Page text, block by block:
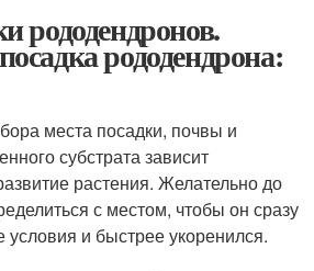
рододендронов.
рододендрона:
места посадки, почвы и
субстрата зависит
растения. Желательно до
с местом, чтобы он сразу
и быстрее укоренился.